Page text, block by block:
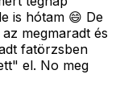
is hótam 😄 De
megmaradt és
fatörzsben
el. No meg